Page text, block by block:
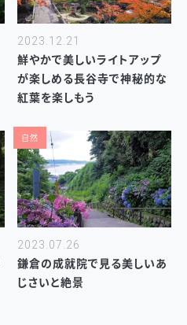
2023.12.21
鮮やかで美しいライトアップ
が楽しめる長谷寺で神秘的な
紅葉を楽しもう
自然
2023.07.26
鎌倉の成就院で見る美しいあ
じさいと絶景